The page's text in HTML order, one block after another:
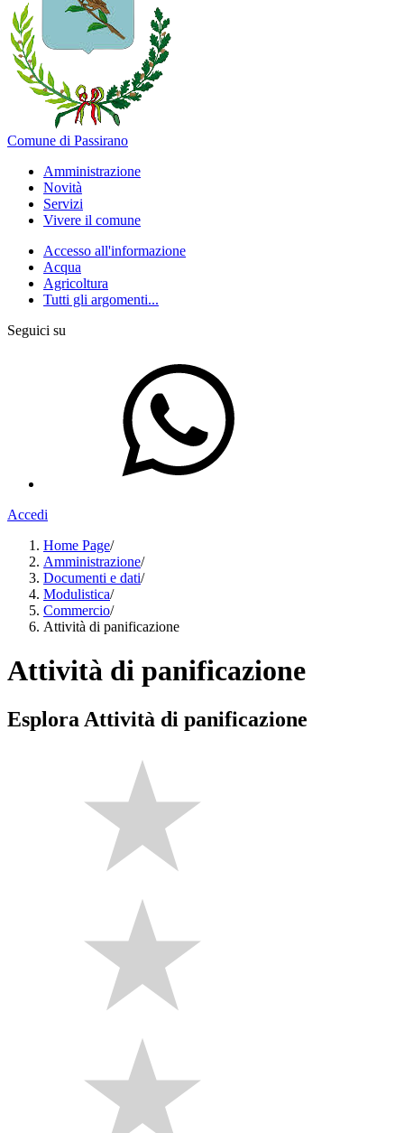
Comune di Passirano
Amministrazione
Novità
Servizi
Vivere il comune
Accesso all'informazione
Acqua
Agricoltura
Tutti gli argomenti...
Seguici su
Accedi
Home Page/
Amministrazione/
Documenti e dati/
Modulistica/
Commercio/
Attività di panificazione
Attività di panificazione
Esplora Attività di panificazione